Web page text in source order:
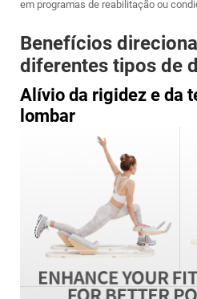
em programas de reabilitação ou
Benefícios
diferentes tipos de
Alívio da rigidez e da
lombar